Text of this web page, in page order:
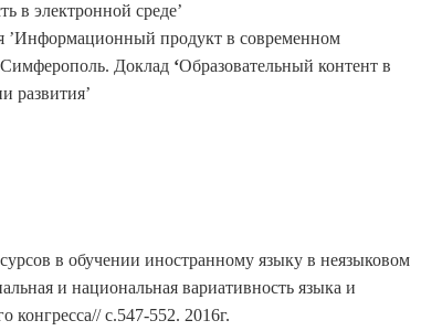
в электронной среде’
’Информационный продукт в современном
Симферополь. Доклад ‘Образовательный контент в
развития’
в обучении иностранному языку в неязыковом
и национальная вариативность языка и
с.547-552. 2016г.